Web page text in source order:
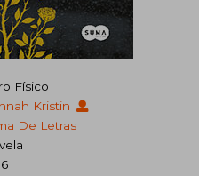
Físico
Kristin
De Letras